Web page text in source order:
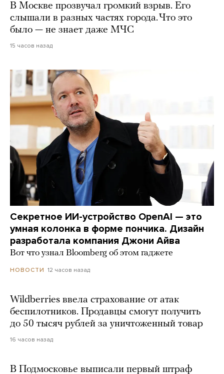
В Москве прозвучал громкий взрыв. Его
слышали в разных частях города. Что это
было — не знает даже МЧС
15 часов назад
Секретное ИИ-устройство OpenAI — это
умная колонка в форме пончика. Дизайн
разработала компания Джони Айва
Вот что узнал Bloomberg об этом гаджете
НОВОСТИ 12 часов назад
Wildberries ввела страхование от атак
беспилотников. Продавцы смогут получить
до 50 тысяч рублей за уничтоженный товар
16 часов назад
В Подмосковье выписали первый штраф